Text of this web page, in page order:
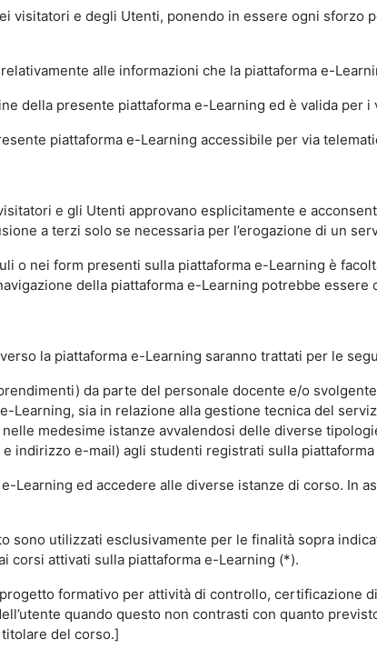
visitatori e degli Utenti, ponendo in essere ogni
alle informazioni che la piattaforma e-
della presente piattaforma e-Learning ed è valida per
piattaforma e-Learning accessibile per via
e gli Utenti approvano esplicitamente e
a terzi solo se necessaria per l’erogazione di un
o nei form presenti sulla piattaforma e-Learning è
della piattaforma e-Learning potrebbe essere
la piattaforma e-Learning saranno trattati per le
da parte del personale docente e/o
Learning, sia in relazione alla gestione tecnica del
medesime istanze avvalendosi delle diverse
indirizzo e-mail) agli studenti registrati sulla
ed accedere alle diverse istanze di corso. In
sono utilizzati esclusivamente per le finalità sopra
corsi attivati sulla piattaforma e-Learning (*).
formativo per attività di controllo, certificazione
quando questo non contrasti con quanto
del corso.]